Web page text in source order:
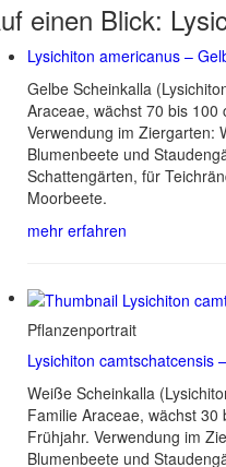
einen Blick:
Lysichiton americanus –
Gelbe Scheinkalla
Araceae, wächst 70 bis
Verwendung im Ziergarten:
Blumenbeete und
Schattengärten, für
Moorbeete.
mehr erfahren
Pflanzenportrait
Lysichiton camtschatcensis
Weiße Scheinkalla
Familie Araceae, wächst
Frühjahr. Verwendung im
Blumenbeete und